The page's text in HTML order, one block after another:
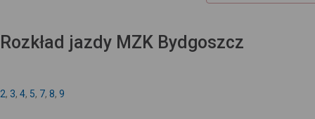
Rozkład jazdy MZK Bydgoszcz
2, 3, 4, 5, 7, 8, 9